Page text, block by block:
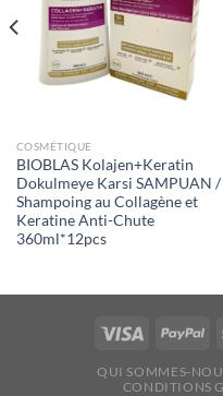
COSMÉTIQUE
BIOBLAS Kolajen+Keratin
Dokulmeye Karsi SAMPUAN /
Shampoing au Collagène et
Keratine Anti-Chute
360ml*12pcs
QUI SOMMES-
CONDITIONS